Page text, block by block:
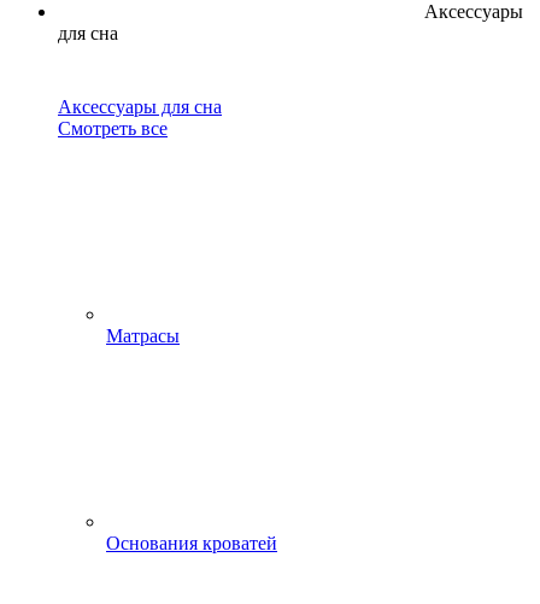
Аксессуары
для сна
Аксессуары для сна
Смотреть все
Матрасы
Основания кроватей